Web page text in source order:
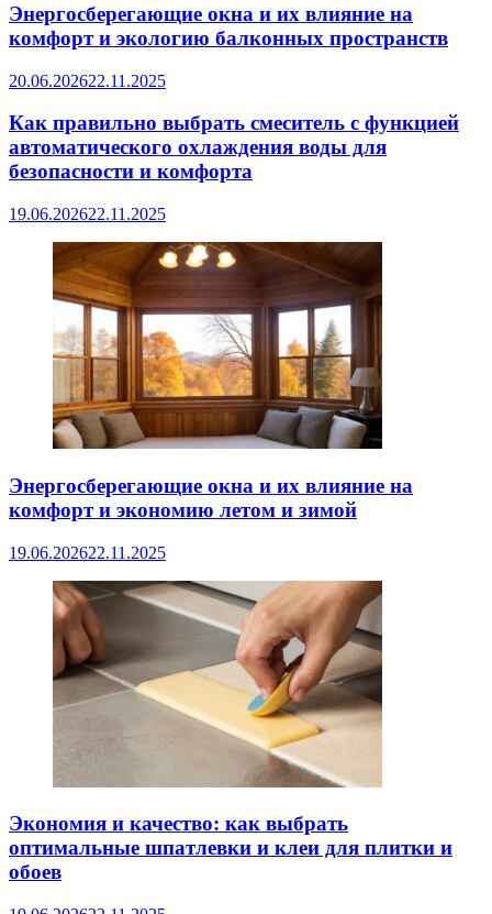
Энергосберегающие окна и их влияние на
комфорт и экологию балконных пространств
20.06.202622.11.2025
Как правильно выбрать смеситель с функцией
автоматического охлаждения воды для
безопасности и комфорта
19.06.202622.11.2025
Энергосберегающие окна и их влияние на
комфорт и экономию летом и зимой
19.06.202622.11.2025
Экономия и качество: как выбрать
оптимальные шпатлевки и клеи для плитки и
обоев